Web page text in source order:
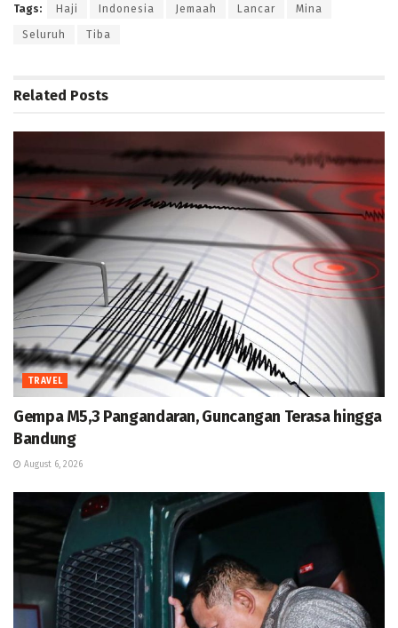
Tags: Haji Indonesia Jemaah Lancar Mina
Seluruh Tiba
Related Posts
TRAVEL
Gempa M5,3 Pangandaran, Guncangan Terasa hingga
Bandung
August 6, 2026